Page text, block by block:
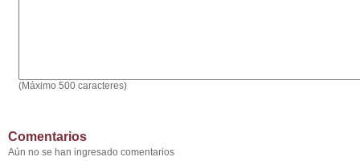
(Máximo 500 caracteres)
Comentarios
Aún no se han ingresado comentarios